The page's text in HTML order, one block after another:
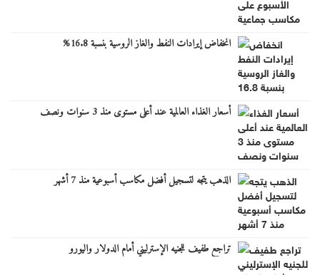
انخفاض إيرادات النفط والغاز الروسية بنسبة 16.8%
أسعار الغذاء العالمية عند أعلى مستوى منذ 3 سنوات ونصف
الذهب يتجه لتسجيل أفضل مكاسب أسبوعية منذ 7 أشهر
تراجع طفيف للجنيه الإسترليني أمام الدولار واليورو